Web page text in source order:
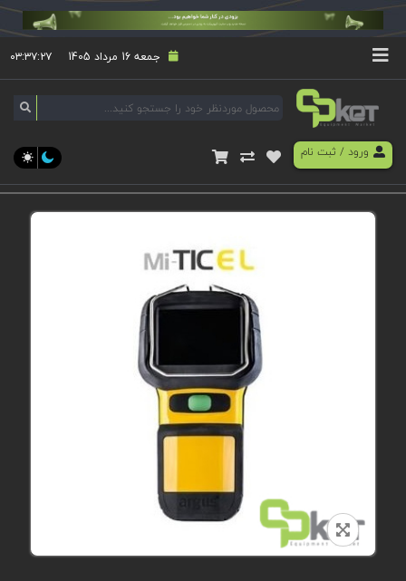
جمعه 16 مرداد 1405 ۰۳:۳۷:۲۷
ورود/ ثبت نام